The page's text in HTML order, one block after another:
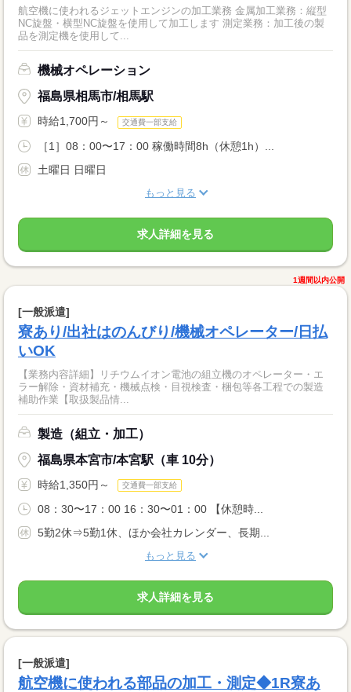
航空機に使われるジェットエンジンの加工業務 金属加工業務：縦型
NC旋盤・横型NC旋盤を使用して加工します 測定業務：加工後の製
品を測定機を使用して...
機械オペレーション
福島県相馬市/相馬駅
時給1,700円～ 交通費一部支給
［1］08：00〜17：00 稼働時間8h（休憩1h）...
土曜日 日曜日
もっと見る
求人詳細を見る
1週間以内公開
[一般派遣]
寮あり/出社はのんびり/機械オペレーター/日払
いOK
【業務内容詳細】リチウムイオン電池の組立機のオペレーター・エ
ラー解除・資材補充・機械点検・目視検査・梱包等各工程での製造
補助作業【取扱製品情...
製造（組立・加工）
福島県本宮市/本宮駅（車 10分）
時給1,350円～ 交通費一部支給
08：30〜17：00 16：30〜01：00 【休憩時...
5勤2休⇒5勤1休、ほか会社カレンダー、長期...
もっと見る
求人詳細を見る
[一般派遣]
航空機に使われる部品の加工・測定◆1R寮あ